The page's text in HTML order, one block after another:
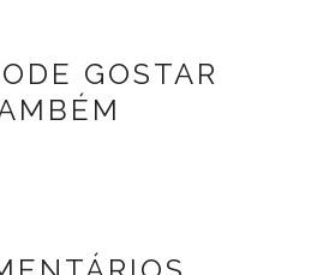
GOSTAR